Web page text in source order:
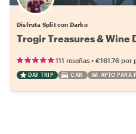
Disfruta Split con Darko
Trogir Treasures & Wine
111 reseñas • €161.76 por
DAY TRIP CAR APTO PARA